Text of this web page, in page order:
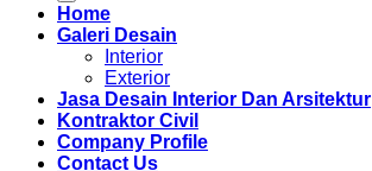
Home
Galeri Desain
Interior
Exterior
Jasa Desain Interior Dan Arsitektur
Kontraktor Civil
Company Profile
Contact Us